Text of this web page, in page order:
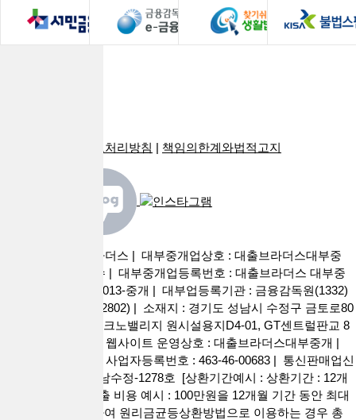
개인정보처리방침 | 책임의한계와법적고지
사이트명 : 대출브라더스 | 대부중개업상호 : 대출브라더스대부중
개 | 대표자 : 권현수 | 대부중개업등록번호 : 대출브라더스 대부중
개 2026-경기성남-0013-중개 | 대부업등록기관 : 금융감독원(1332)
성남시청 (031-729-2802) | 소재지 : 경기도 성남시 수정구 금토로80
번길 55, 판교 제2테크노밸리지 원시설용지D4-01, GT센트럴판교 8
층 808호 (금토동) | 웹사이트 운영상호 : 대출브라더스대부중개 |
대표이사 : 권현수 | 사업자등록번호 : 463-46-00683 | 통신판매업신
고번호 : 제2022-성남수정-1278호 [상환기간예시 : 상환기간 : 12개
월 ~ 60개월 / 총 대출 비용 예시 : 100만원을 12개월 기간 동안 최대
금리 연 20% 적용하여 원리금균등상환방법으로 이용하는 경우 총